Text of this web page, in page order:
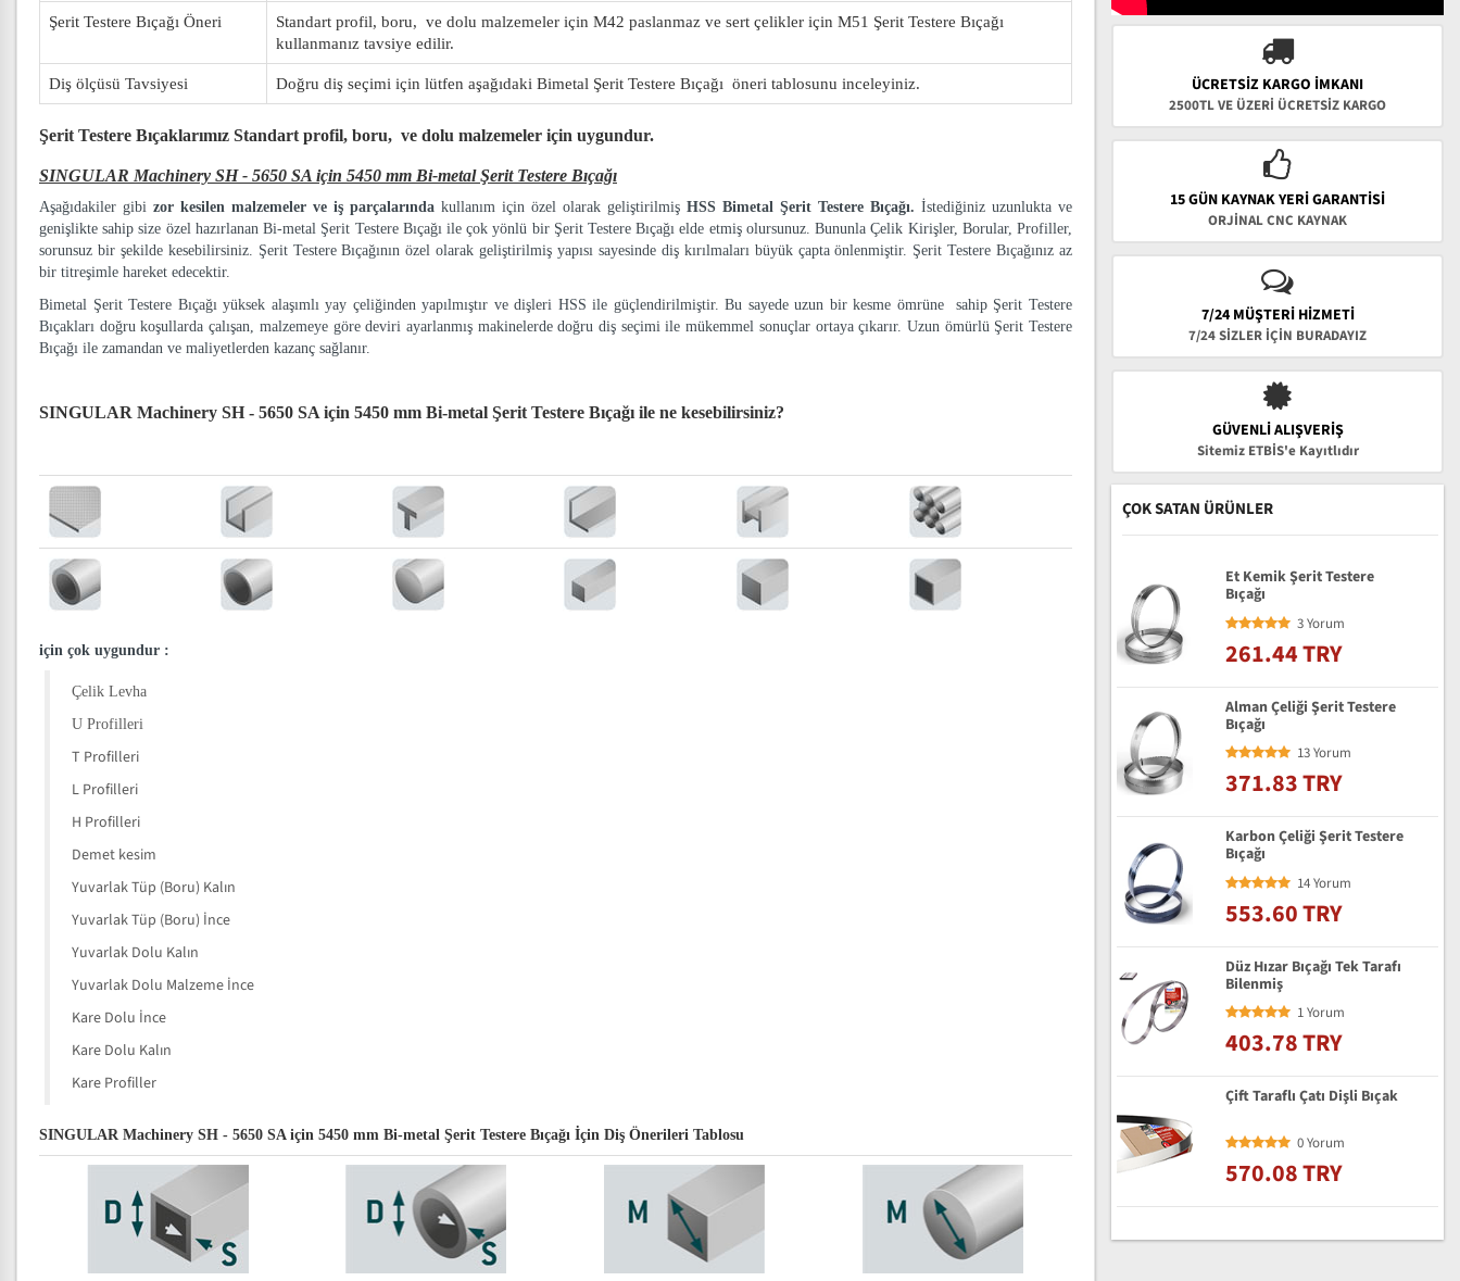
Şerit Testere Bıçağı Öneri
Standart profil, boru, ve dolu malzemeler için M42 paslanmaz ve sert çelikler için M51 Şerit Testere Bıçağı
kullanmanız tavsiye edilir.
Diş ölçüsü Tavsiyesi Doğru diş seçimi için lütfen aşağıdaki Bimetal Şerit Testere Bıçağı öneri tablosunu inceleyiniz.
Şerit Testere Bıçaklarımız Standart profil, boru, ve dolu malzemeler için uygundur.
SINGULAR Machinery SH - 5650 SA için 5450 mm Bi-metal Şerit Testere Bıçağı
Aşağıdakiler gibi zor kesilen malzemeler ve iş parçalarında kullanım için özel olarak geliştirilmiş HSS Bimetal Şerit Testere Bıçağı. İstediğiniz uzunlukta ve
genişlikte sahip size özel hazırlanan Bi-metal Şerit Testere Bıçağı ile çok yönlü bir Şerit Testere Bıçağı elde etmiş olursunuz. Bununla Çelik Kirişler, Borular, Profiller,
sorunsuz bir şekilde kesebilirsiniz. Şerit Testere Bıçağının özel olarak geliştirilmiş yapısı sayesinde diş kırılmaları büyük çapta önlenmiştir. Şerit Testere Bıçağınız az
bir titreşimle hareket edecektir.
Bimetal Şerit Testere Bıçağı yüksek alaşımlı yay çeliğinden yapılmıştır ve dişleri HSS ile güçlendirilmiştir. Bu sayede uzun bir kesme ömrüne sahip Şerit Testere
Bıçakları doğru koşullarda çalışan, malzemeye göre deviri ayarlanmış makinelerde doğru diş seçimi ile mükemmel sonuçlar ortaya çıkarır. Uzun ömürlü Şerit Testere
Bıçağı ile zamandan ve maliyetlerden kazanç sağlanır.
SINGULAR Machinery SH - 5650 SA için 5450 mm Bi-metal Şerit Testere Bıçağı ile ne kesebilirsiniz?
için çok uygundur :
Çelik Levha
U Profilleri
T Profilleri
L Profilleri
H Profilleri
Demet kesim
Yuvarlak Tüp (Boru) Kalın
Yuvarlak Tüp (Boru) İnce
Yuvarlak Dolu Kalın
Yuvarlak Dolu Malzeme İnce
Kare Dolu İnce
Kare Dolu Kalın
Kare Profiller
SINGULAR Machinery SH - 5650 SA için 5450 mm Bi-metal Şerit Testere Bıçağı İçin Diş Önerileri Tablosu
ÜCRETSIZ KARGO İMKANI
2500TL VE ÜZERİ ÜCRETSİZ KARGO
15 GÜN KAYNAK YERI GARANTISI
ORJİNAL CNC KAYNAK
7/24 MÜŞTERİ HİZMETİ
7/24 SİZLER İÇİN BURADAYIZ
GÜVENLI ALIŞVERIŞ
Sitemiz ETBİS'e Kayıtlıdır
ÇOK SATAN ÜRÜNLER
Et Kemik Şerit Testere
Bıçağı
3 Yorum
261.44 TRY
Alman Çeliği Şerit Testere
Bıçağı
13 Yorum
371.83 TRY
Karbon Çeliği Şerit Testere
Bıçağı
14 Yorum
553.60 TRY
Düz Hızar Bıçağı Tek Tarafı
Bilenmiş
1 Yorum
403.78 TRY
Çift Taraflı Çatı Dişli Bıçak
0 Yorum
570.08 TRY